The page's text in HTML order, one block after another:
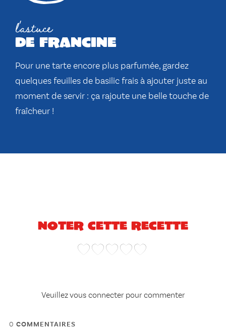
l'astuce
de francine
Pour une tarte encore plus parfumée, gardez
quelques feuilles de basilic frais à ajouter juste au
moment de servir : ça rajoute une belle touche de
fraîcheur !
Noter cette recette
Veuillez vous connecter pour commenter
0 COMMENTAIRES